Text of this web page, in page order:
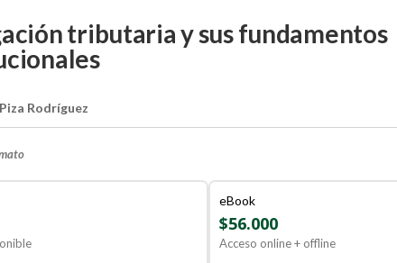
tributaria y sus fundamentos
Rodríguez
eBook
$56.000
Acceso online + offline